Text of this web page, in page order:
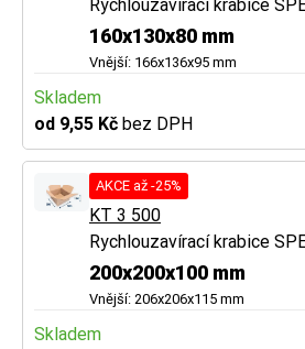
Rychlouzavírací krabice
160x130x80 mm
Vnější: 166x136x95 mm
Skladem
od 9,55 Kč bez DPH
AKCE až -25%
KT 3 500
Rychlouzavírací krabice
200x200x100 mm
Vnější: 206x206x115 mm
Skladem